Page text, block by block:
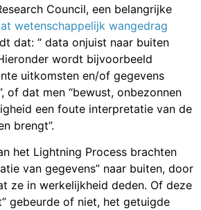
Council, een belangrijke
wetenschappelijk wangedrag
dat: “ data onjuist naar buiten
wordt bijvoorbeeld
uitkomsten en/of gegevens
of dat men “bewust, onbezonnen
een foute interpretatie van de
brengt”.
het Lightning Process brachten
van gegevens” naar buiten, door
ze in werkelijkheid deden. Of deze
gebeurde of niet, het getuigde